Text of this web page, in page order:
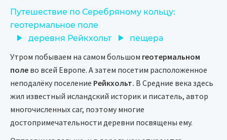
Путешествие по Серебряному кольцу:
геотермальное поле
деревня Рейкхольт
пещера
Утром побываем на самом большом геотермальном
поле во всей Европе. А затем посетим расположенное
неподалёку поселение Рейкхольт. В Средние века здесь
жил известный исландский историк и писатель, автор
многочисленных саг, поэтому многие
достопримечательности деревни посвящены ему.